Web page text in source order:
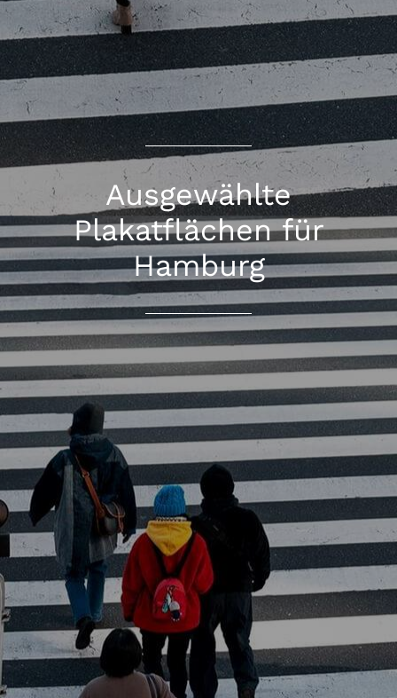
Ausgewählte
Plakatflächen für
Hamburg